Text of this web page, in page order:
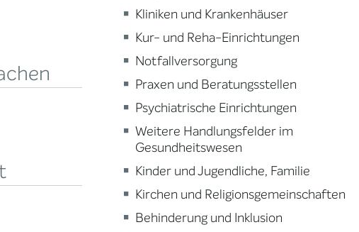
Kliniken und Krankenhäuser
Kur- und Reha-Einrichtungen
Notfallversorgung
Praxen und Beratungsstellen
Psychiatrische Einrichtungen
Weitere Handlungsfelder im
Gesundheitswesen
Kinder und Jugendliche, Familie
Kirchen und Religionsgemeinschaften
Behinderung und Inklusion